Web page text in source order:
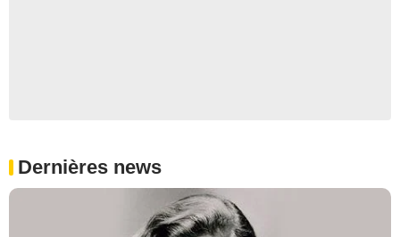
Dernières news